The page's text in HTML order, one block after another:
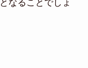
なることでしょ